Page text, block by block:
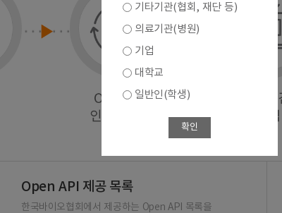
Open API 제공 목록
한국바이오협회에서 제공하는 Open API 목록을
기타기관(협회, 재단 등)
의료기관(병원)
기업
대학교
일반인(학생)
확인